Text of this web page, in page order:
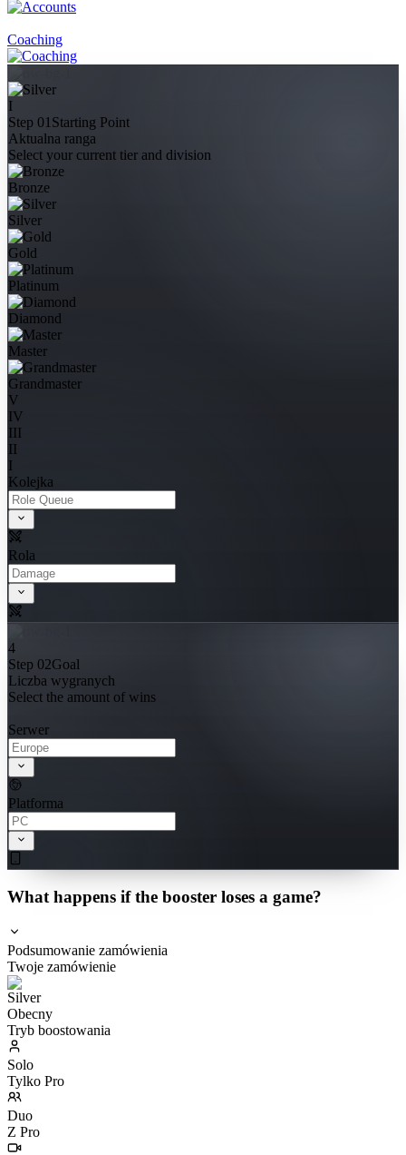
Coaching
I
Step 01 Starting Point
Aktualna ranga
Select your current tier and division
Bronze
Silver
Gold
Platinum
Diamond
Master
Grandmaster
V
IV
III
II
I
Kolejka
Rola
4
Step 02Goal
Liczba wygranych
Select the amount of wins
Serwer
Platforma
What happens if the booster loses a game?
Podsumowanie zamówienia
Twoje zamówienie
Obecny
Tryb boostowania
Solo
Tylko Pro
Duo
Z Pro